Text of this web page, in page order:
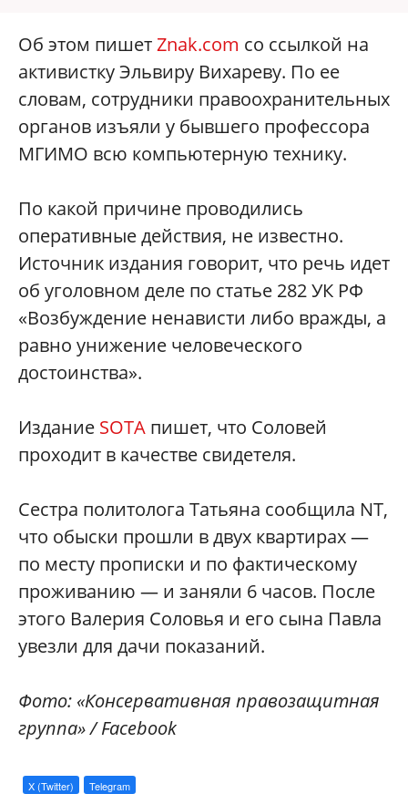
Об этом пишетZnak.com со ссылкой на
активистку Эльвиру Вихареву. По ее
словам, сотрудники правоохранительных
органов изъяли у бывшего профессора
МГИМО всю компьютерную технику.
По какой причине проводились
оперативные действия, не известно.
Источник издания говорит, что речь идет
об уголовном деле по статье 282 УК РФ
«Возбуждение ненависти либо вражды, а
равно унижение человеческого
достоинства».
Издание SOTA пишет, что Соловей
проходит в качестве свидетеля.
Сестра политолога Татьяна сообщила NT,
что обыски прошли в двух квартирах —
по месту прописки и по фактическому
проживанию — и заняли 6 часов. После
этого Валерия Соловья и его сына Павла
увезли для дачи показаний.
Фото: «Консервативная правозащитная
группа» / Facebook
X (Twitter) Telegram